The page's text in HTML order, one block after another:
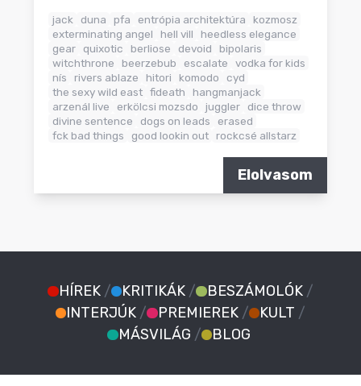
jack duna pfa entrópia architektúra
kozmosz
exterminating angel
hell vill
heedless elegance
gear
quixotic berliose devoid
bipolaris
witchthrone
beerzebub escalate
vodka for kids
nís
rivers ablaze hitori komodo
cyd
the sexy wild east fideath
hangmanjack
arzenál live
erkölcsi mozsdo juggler
dice throw
divine sentence
dogs on leads
erased
fck bad things
good lookin out rockcsé allstarz
Elolvasom
HÍREK / KRITIKÁK / BESZÁMOLÓK /
INTERJÚK / PREMIEREK / KULT /
MÁSVILÁG / BLOG